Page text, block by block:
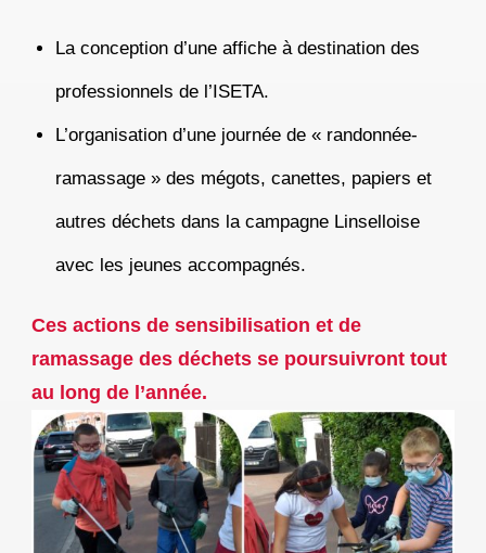
La conception d’une affiche à destination des
professionnels de l’ISETA.
L’organisation d’une journée de « randonnée-
ramassage » des mégots, canettes, papiers et
autres déchets dans la campagne Linselloise
avec les jeunes accompagnés.
Ces actions de sensibilisation et de
ramassage des déchets se poursuivront tout
au long de l’année.